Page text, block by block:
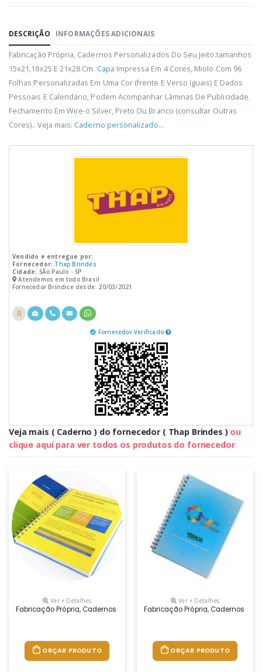
DESCRIÇÃO INFORMAÇÕES ADICIONAIS
Fabricação Própria, Cadernos Personalizados Do Seu Jeito.tamanhos
15x21,18x25 E 21x28 Cm. Capa Impressa Em 4 Cores, Miolo Com 96
Folhas Personalizadas Em Uma Cor (frente E Verso Iguais) E Dados
Pessoais E Calendário, Podem Acompanhar Lâminas De Publicidade.
Fechamento Em Wire-o Silver, Preto Ou Branco (consultar Outras
Cores).. Veja mais: Caderno personalizado...
Vendido e entregue por:
Fornecedor: Thap Brindes
Cidade: SÃo Paulo - SP
Atendemos em todo Brasil
Fornecedor Bríndice desde: 20/03/2021
Fornecedor Verificado
Veja mais ( Caderno ) do fornecedor ( Thap Brindes ) ou
clique aqui para ver todos os produtos do fornecedor
Ver + Detalhes
Fabricação Própria, Cadernos Personalizados Do Seu Jeito.tamanhos
ORÇAR PRODUTO
Ver + Detalhes
Fabricação Própria, Cadernos
ORÇAR PRODUTO